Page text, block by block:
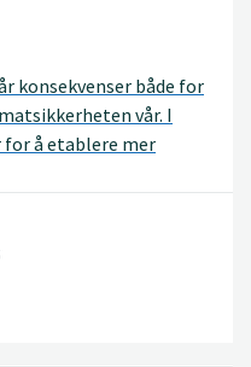
konsekvenser både for
vår. I
for å etablere mer